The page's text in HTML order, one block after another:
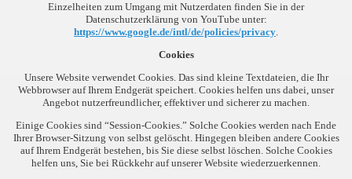
Einzelheiten zum Umgang mit Nutzerdaten finden Sie in der
Datenschutzerklärung von YouTube unter:
https://www.google.de/intl/de/policies/privacy.
Cookies
Unsere Website verwendet Cookies. Das sind kleine Textdateien, die Ihr
Webbrowser auf Ihrem Endgerät speichert. Cookies helfen uns dabei, unser
Angebot nutzerfreundlicher, effektiver und sicherer zu machen.
Einige Cookies sind “Session-Cookies.” Solche Cookies werden nach Ende
Ihrer Browser-Sitzung von selbst gelöscht. Hingegen bleiben andere Cookies
auf Ihrem Endgerät bestehen, bis Sie diese selbst löschen. Solche Cookies
helfen uns, Sie bei Rückkehr auf unserer Website wiederzuerkennen.